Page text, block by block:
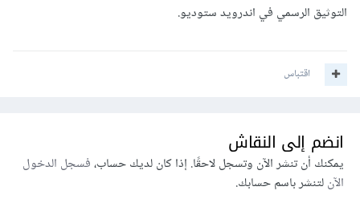
التوثيق الرسمي في اندرويد ستوديو.
اقتباس
انضم إلى النقاش
يمكنك أن تنشر الآن وتسجل لاحقًا. إذا كان لديك حساب،فسجل الدخول
الآنلتنشر باسم حسابك.